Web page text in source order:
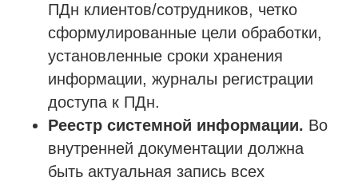
ПДн клиентов/сотрудников, четко
сформулированные цели обработки,
установленные сроки хранения
информации, журналы регистрации
доступа к ПДн.
Реестр системной информации. Во
внутренней документации должна
быть актуальная запись всех